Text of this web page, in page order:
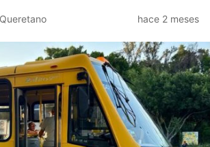
hace 2 meses